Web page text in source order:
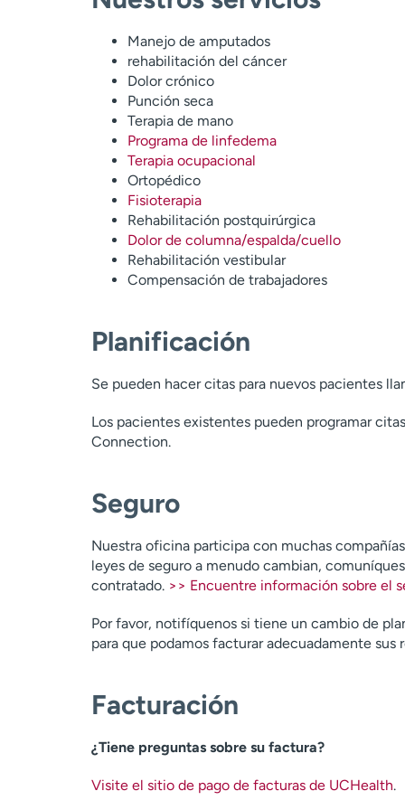
Manejo de amputados
rehabilitación del cáncer
Dolor crónico
Punción seca
Terapia de mano
Programa de linfedema
Terapia ocupacional
Ortopédico
Fisioterapia
Rehabilitación postquirúrgica
Dolor de columna/espalda/cuello
Rehabilitación vestibular
Compensación de trabajadores
Planificación
Se pueden hacer citas para nuevos pacientes
Los pacientes existentes pueden programar
Connection.
Seguro
Nuestra oficina participa con muchas
leyes de seguro a menudo cambian,
contratado. >> Encuentre información sobre el
Por favor, notifíquenos si tiene un cambio de
para que podamos facturar adecuadamente sus
Facturación
¿Tiene preguntas sobre su factura?
Visite el sitio de pago de facturas de UCHealth.